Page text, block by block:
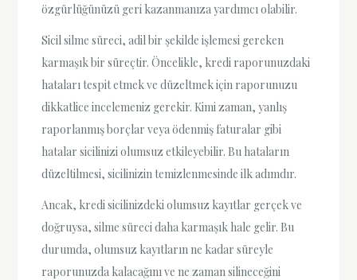
özgürlüğünüzü geri kazanmanıza yardımcı olabilir.
Sicil silme süreci, adil bir şekilde işlemesi gereken
karmaşık bir süreçtir. Öncelikle, kredi raporunuzdaki
hataları tespit etmek ve düzeltmek için raporunuzu
dikkatlice incelemeniz gerekir. Kimi zaman, yanlış
raporlanmış borçlar veya ödenmiş faturalar gibi
hatalar sicilinizi olumsuz etkileyebilir. Bu hataların
düzeltilmesi, sicilinizin temizlenmesinde ilk adımdır.
Ancak, kredi sicilinizdeki olumsuz kayıtlar gerçek ve
doğruysa, silme süreci daha karmaşık hale gelir. Bu
durumda, olumsuz kayıtların ne kadar süreyle
raporunuzda kalacağını ve ne zaman silineceğini